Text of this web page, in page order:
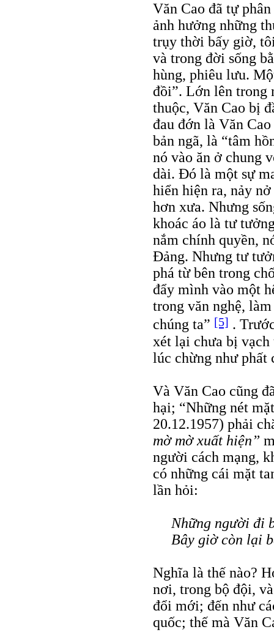
Văn Cao đã tự
ảnh hưởng những
trụy thời bấy giờ,
và trong đời sống
hùng, phiêu lưu.
đồi”. Lớn lên trong
thuộc, Văn Cao bị
đau đớn là Văn
bản ngã, là “tâm
nó vào ăn ở chung
dài. Đó là một sự
hiển hiện ra, nảy
hơn xưa. Nhưng
khoác áo là tư
nắm chính quyền,
Đảng. Nhưng tư
phá từ bên trong
đẩy mình vào một
trong văn nghệ,
chúng ta” [5] .
xét lại chưa bị vạch
lúc chừng như phất
Và Văn Cao cũng
hại; “Những nét
20.12.1957) phải
mờ mờ xuất hiện”
người cách mạng,
có những cái mặt
lần hỏi:
Những người đi
Bây giờ còn lại
Nghĩa là thế nào?
nơi, trong bộ đội,
đổi mới; đến như
quốc; thế mà Văn